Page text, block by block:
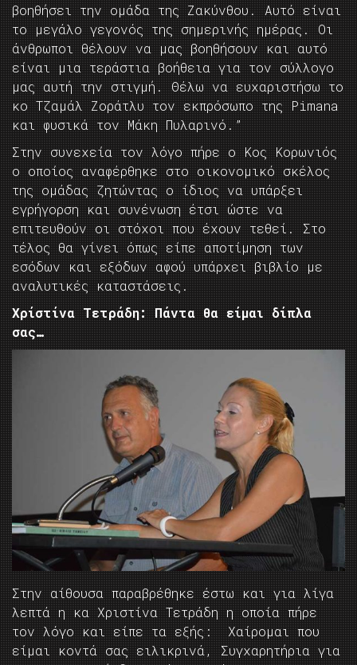
βοηθήσει την ομάδα της Ζακύνθου. Αυτό είναι
το μεγάλο γεγονός της σημερινής ημέρας. Οι
άνθρωποι θέλουν να μας βοηθήσουν και αυτό
είναι μια τεράστια βοήθεια για τον σύλλογο
μας αυτή την στιγμή. Θέλω να ευχαριστήσω το
κο Τζαμάλ Ζοράτλυ τον εκπρόσωπο της Pimana
και φυσικά τον Μάκη Πυλαρινό.”
Στην συνεχεία τον λόγο πήρε ο Κος Κορωνιός
ο οποίος αναφέρθηκε στο οικονομικό σκέλος
της ομάδας ζητώντας ο ίδιος να υπάρξει
εγρήγορση και συνένωση έτσι ώστε να
επιτευθούν οι στόχοι που έχουν τεθεί. Στο
τέλος θα γίνει όπως είπε αποτίμηση των
εσόδων και εξόδων αφού υπάρχει βιβλίο με
αναλυτικές καταστάσεις.
Χρίστίνα Τετράδη: Πάντα θα είμαι δίπλα
σας…
Στην αίθουσα παραβρέθηκε έστω και για λίγα
λεπτά η κα Χριστίνα Τετράδη η οποία πήρε
τον λόγο και είπε τα εξής: Χαίρομαι που
είμαι κοντά σας ειλικρινά, Συγχαρητήρια για